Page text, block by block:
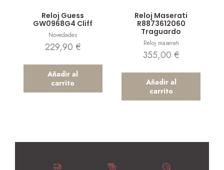
Reloj Guess
GW0968G4 Cliff
Novedades
229,90 €
Añadir al
carrito
Reloj Maserati
R8873612060
Traguardo
Reloj maserati
355,00 €
Añadir al
carrito